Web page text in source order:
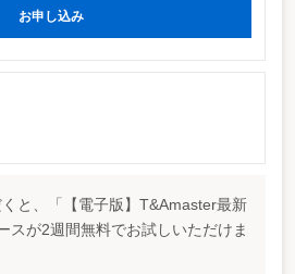
税の納付手続に利用することができる
と同様の機能を有するもの（e-Taxシ
をした預金口座又は貯金口座からの振
期日に国税の納付をするというもので
、旧通規1の3①二、②二、国税オンライ
お申し込み
と、「【電子版】T&Amaster最新
スが2週間無料でお試しいただけま